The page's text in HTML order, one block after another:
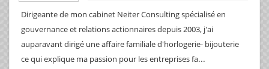
Dirigeante de mon cabinet Neiter Consulting spécialisé en
gouvernance et relations actionnaires depuis 2003, j'ai
auparavant dirigé une affaire familiale d'horlogerie- bijouterie
ce qui explique ma passion pour les entreprises fa...